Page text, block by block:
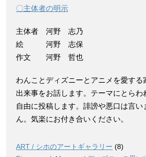
〇主体者の明示
主体者 河野 志乃
絵 河野 志保
作文 河野 哲也
わんことディズニーとアニメを愛する
出来事をお話します。テーマにとらわ
自由に投稿します。誹謗や悪口は言い
ん。気楽にお付き合いください。
ART / シホのアートギャラリー (8)